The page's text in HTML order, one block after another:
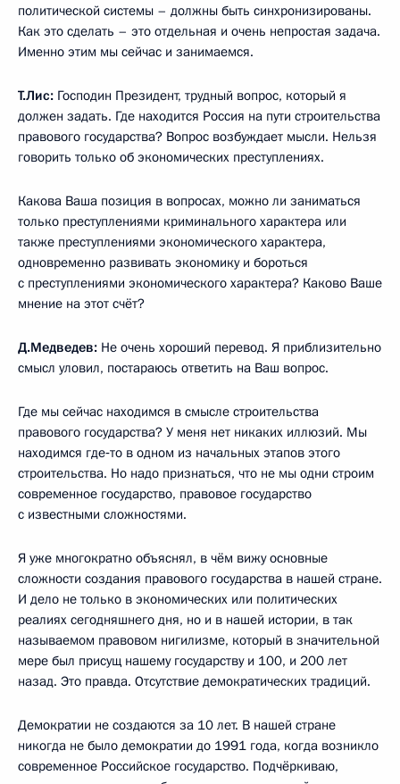
политической системы – должны быть синхронизированы.
Как это сделать – это отдельная и очень непростая задача.
Именно этим мы сейчас и занимаемся.
Т.Лис: Господин Президент, трудный вопрос, который я
должен задать. Где находится Россия на пути строительства
правового государства? Вопрос возбуждает мысли. Нельзя
говорить только об экономических преступлениях.
Какова Ваша позиция в вопросах, можно ли заниматься
только преступлениями криминального характера или
также преступлениями экономического характера,
одновременно развивать экономику и бороться
с преступлениями экономического характера? Каково Ваше
мнение на этот счёт?
Д.Медведев: Не очень хороший перевод. Я приблизительно
смысл уловил, постараюсь ответить на Ваш вопрос.
Где мы сейчас находимся в смысле строительства
правового государства? У меня нет никаких иллюзий. Мы
находимся где‑то в одном из начальных этапов этого
строительства. Но надо признаться, что не мы одни строим
современное государство, правовое государство
с известными сложностями.
Я уже многократно объяснял, в чём вижу основные
сложности создания правового государства в нашей стране.
И дело не только в экономических или политических
реалиях сегодняшнего дня, но и в нашей истории, в так
называемом правовом нигилизме, который в значительной
мере был присущ нашему государству и 100, и 200 лет
назад. Это правда. Отсутствие демократических традиций.
Демократии не создаются за 10 лет. В нашей стране
никогда не было демократии до 1991 года, когда возникло
современное Российское государство. Подчёркиваю,